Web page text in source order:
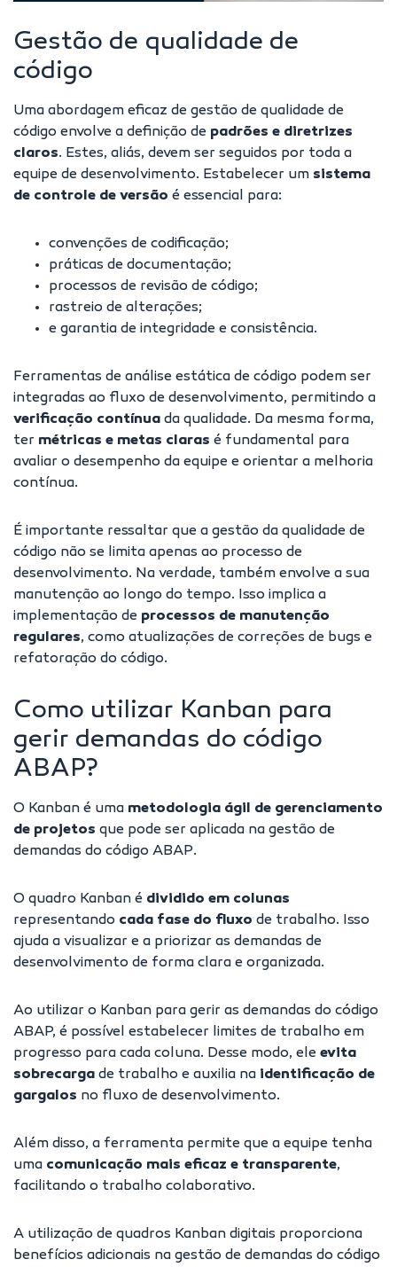
Gestão de qualidade de
código
Uma abordagem eficaz de gestão de qualidade de
código envolve a definição de padrões e diretrizes
claros. Estes, aliás, devem ser seguidos por toda a
equipe de desenvolvimento. Estabelecer um sistema
de controle de versão é essencial para:
convenções de codificação;
práticas de documentação;
processos de revisão de código;
rastreio de alterações;
e garantia de integridade e consistência.
Ferramentas de análise estática de código podem ser
integradas ao fluxo de desenvolvimento, permitindo a
verificação contínua da qualidade. Da mesma forma,
ter métricas e metas claras é fundamental para
avaliar o desempenho da equipe e orientar a melhoria
contínua.
É importante ressaltar que a gestão da qualidade de
código não se limita apenas ao processo de
desenvolvimento. Na verdade, também envolve a sua
manutenção ao longo do tempo. Isso implica a
implementação de processos de manutenção
regulares, como atualizações de correções de bugs e
refatoração do código.
Como utilizar Kanban para
gerir demandas do código
ABAP?
O Kanban é uma metodologia ágil de gerenciamento
de projetos que pode ser aplicada na gestão de
demandas do código ABAP.
O quadro Kanban é dividido em colunas
representando cada fase do fluxo de trabalho. Isso
ajuda a visualizar e a priorizar as demandas de
desenvolvimento de forma clara e organizada.
Ao utilizar o Kanban para gerir as demandas do código
ABAP, é possível estabelecer limites de trabalho em
progresso para cada coluna. Desse modo, ele evita
sobrecarga de trabalho e auxilia na identificação de
gargalos no fluxo de desenvolvimento.
Além disso, a ferramenta permite que a equipe tenha
uma comunicação mais eficaz e transparente,
facilitando o trabalho colaborativo.
A utilização de quadros Kanban digitais proporciona
benefícios adicionais na gestão de demandas do código